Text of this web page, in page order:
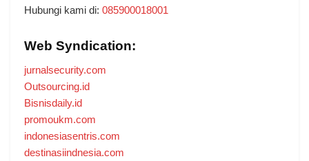
Hubungi kami di: 085900018001
Web Syndication:
jurnalsecurity.com
Outsourcing.id
Bisnisdaily.id
promoukm.com
indonesiasentris.com
destinasiindnesia.com